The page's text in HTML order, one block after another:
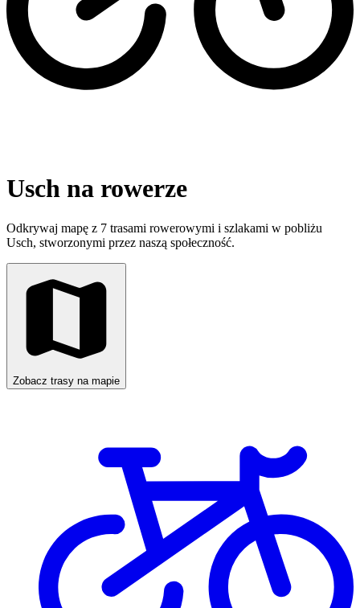
Usch na rowerze
Odkrywaj mapę z 7 trasami rowerowymi i szlakami w pobliżu
Usch, stworzonymi przez naszą społeczność.
Zobacz trasy na mapie